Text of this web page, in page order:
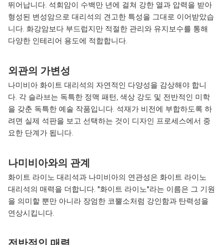
뛰어납니다. 석회암이 수백만 년에 걸쳐 강한 열과 압력을 받아
형성된 변성암으로 대리석의 견고한 특성을 그대로 이어받았습
니다. 화강암보다 부드럽지만 적절한 관리와 유지보수를 통해
다양한 인테리어 용도에 적합합니다.
외관의 가변성
나미비아 화이트 대리석의 자연적인 다양성을 감상해야 합니
다. 각 슬라브는 독특한 정맥 패턴, 색상 강도 및 전반적인 미학
을 갖춘 독특한 예술 작품입니다. 석재가 비전에 부합하도록 하
려면 실제 석판을 보고 선택하는 것이 디자인 프로세스에서 중
요한 단계가 됩니다.
나미비아와의 관계
화이트 라이노 대리석과 나미비아의 연관성은 화이트 라이노
대리석의 매력을 더합니다. "화이트 라이노"라는 이름은 그 기원
을 의미할 뿐만 아니라 장엄한 코뿔소처럼 강인함과 탄력성을
연상시킵니다.